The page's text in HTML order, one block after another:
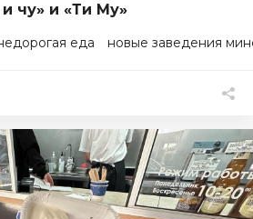
чу» и «Ти Му»
еда новые заведения